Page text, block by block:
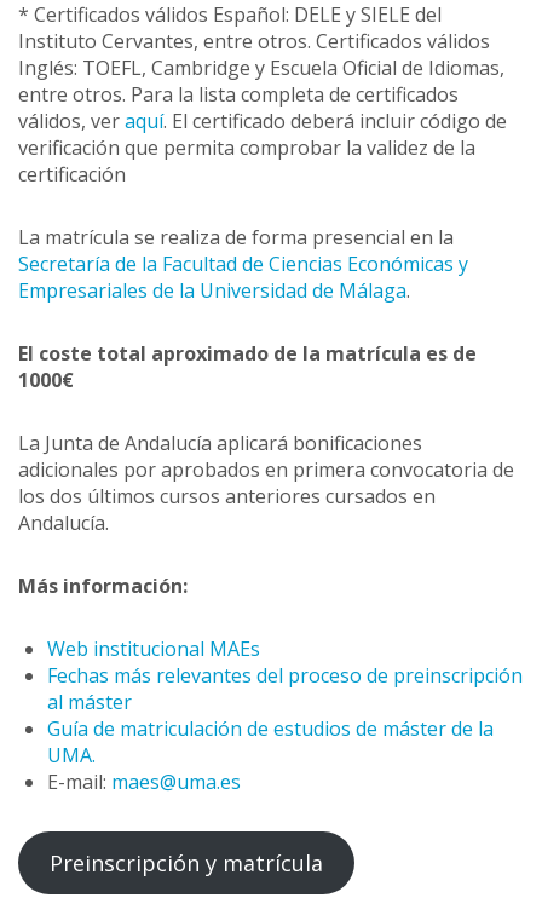
* Certificados válidos Español: DELE y SIELE del
Instituto Cervantes, entre otros. Certificados válidos
Inglés: TOEFL, Cambridge y Escuela Oficial de Idiomas,
entre otros. Para la lista completa de certificados
válidos, veraquí. El certificado deberá incluir código de
verificación que permita comprobar la validez de la
certificación
La matrícula se realiza de forma presencial en la
Secretaría de la Facultad de Ciencias Económicas y
Empresariales de la Universidad de Málaga.
El coste total aproximado de la matrícula es de
1000€
La Junta de Andalucía aplicará bonificaciones
adicionales por aprobados en primera convocatoria de
los dos últimos cursos anteriores cursados en
Andalucía.
Más información:
Web institucional MAEs
Fechas más relevantes del proceso de preinscripción
al máster
Guía de matriculación de estudios de máster de la
UMA.
E-mail: maes@uma.es
Preinscripción y matrícula